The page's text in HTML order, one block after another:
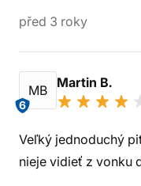
před 3 roky
MB
6
Martin B.
Veľký jednoduchý
nieje vidieť z vonku